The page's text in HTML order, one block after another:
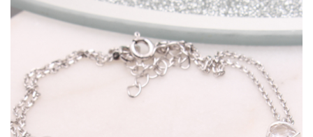
PANDANTIVE ARGINT
VERIGHETE ARGINT
BIJUTERII ARGINT PENTRU COPII
BIJUTERII ARGINT PENTRU BARBATI
INELE ARGINT